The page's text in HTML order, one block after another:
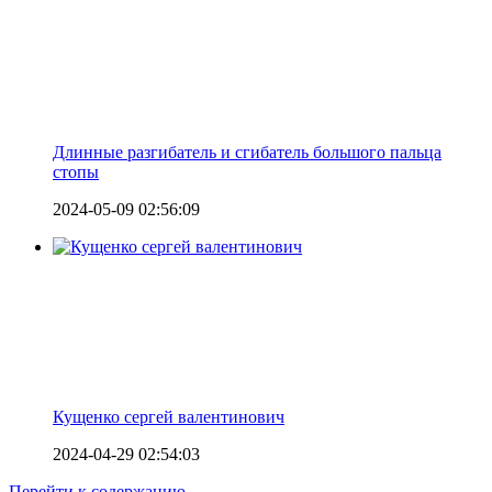
Длинные разгибатель и сгибатель большого пальца
стопы
2024-05-09 02:56:09
Кущенко сергей валентинович
2024-04-29 02:54:03